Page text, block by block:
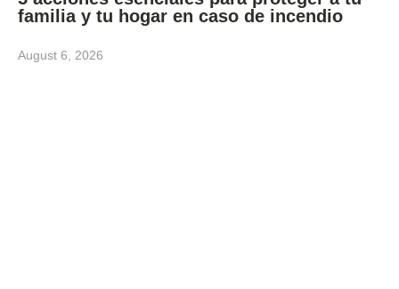
familia y tu hogar en caso de incendio
August 6, 2026